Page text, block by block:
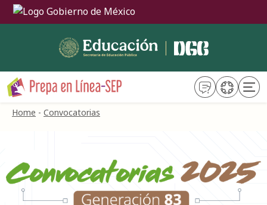
Home - Convocatorias